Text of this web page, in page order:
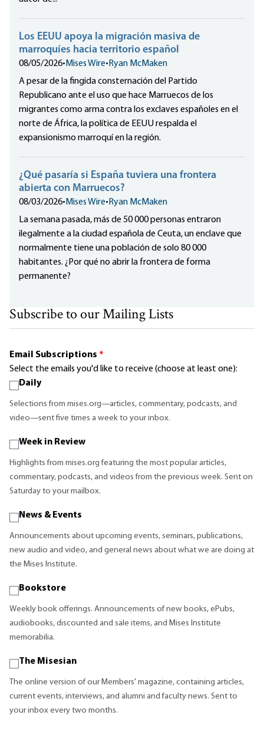
Los EEUU apoya la migración masiva de
marroquíes hacia territorio español
08/05/2026• Mises Wire•Ryan McMaken
A pesar de la fingida consternación del Partido
Republicano ante el uso que hace Marruecos de los
migrantes como arma contra los exclaves españoles en el
norte de África, la política de EEUU respalda el
expansionismo marroquí en la región.
¿Qué pasaría si España tuviera una frontera
abierta con Marruecos?
08/03/2026• Mises Wire•Ryan McMaken
La semana pasada, más de 50 000 personas entraron
ilegalmente a la ciudad española de Ceuta, un enclave que
normalmente tiene una población de solo 80 000
habitantes. ¿Por qué no abrir la frontera de forma
permanente?
Subscribe to our Mailing Lists
Email Subscriptions *
Select the emails you'd like to receive (choose at least one):
Daily
Selections from mises.org—articles, commentary, podcasts, and
video—sent five times a week to your inbox.
Week in Review
Highlights from mises.org featuring the most popular articles,
commentary, podcasts, and videos from the previous week. Sent on
Saturday to your mailbox.
News & Events
Announcements about upcoming events, seminars, publications,
new audio and video, and general news about what we are doing at
the Mises Institute.
Bookstore
Weekly book offerings. Announcements of new books, ePubs,
audiobooks, discounted and sale items, and Mises Institute
memorabilia.
The Misesian
The online version of our Members' magazine, containing articles,
current events, interviews, and alumni and faculty news. Sent to
your inbox every two months.